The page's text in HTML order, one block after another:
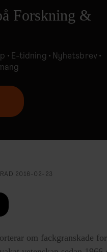
Forskning &
• E-tidning • Nyhetsbrev •
2016-02-23
om fackgranskade